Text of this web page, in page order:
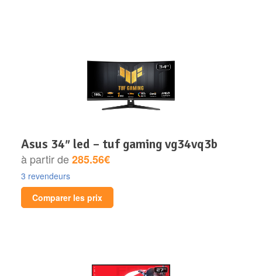
asus 34″ led – tuf gaming vg34vq3b
à partir de285.56€
3 revendeurs
Comparer les prix